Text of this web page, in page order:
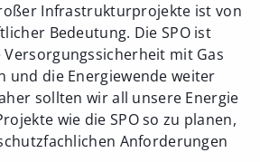
Infrastrukturprojekte ist von
Bedeutung. Die SPO ist
mit Gas
und die Energiewende weiter
sollten wir all unsere Energie
wie die SPO so zu planen,
Anforderungen